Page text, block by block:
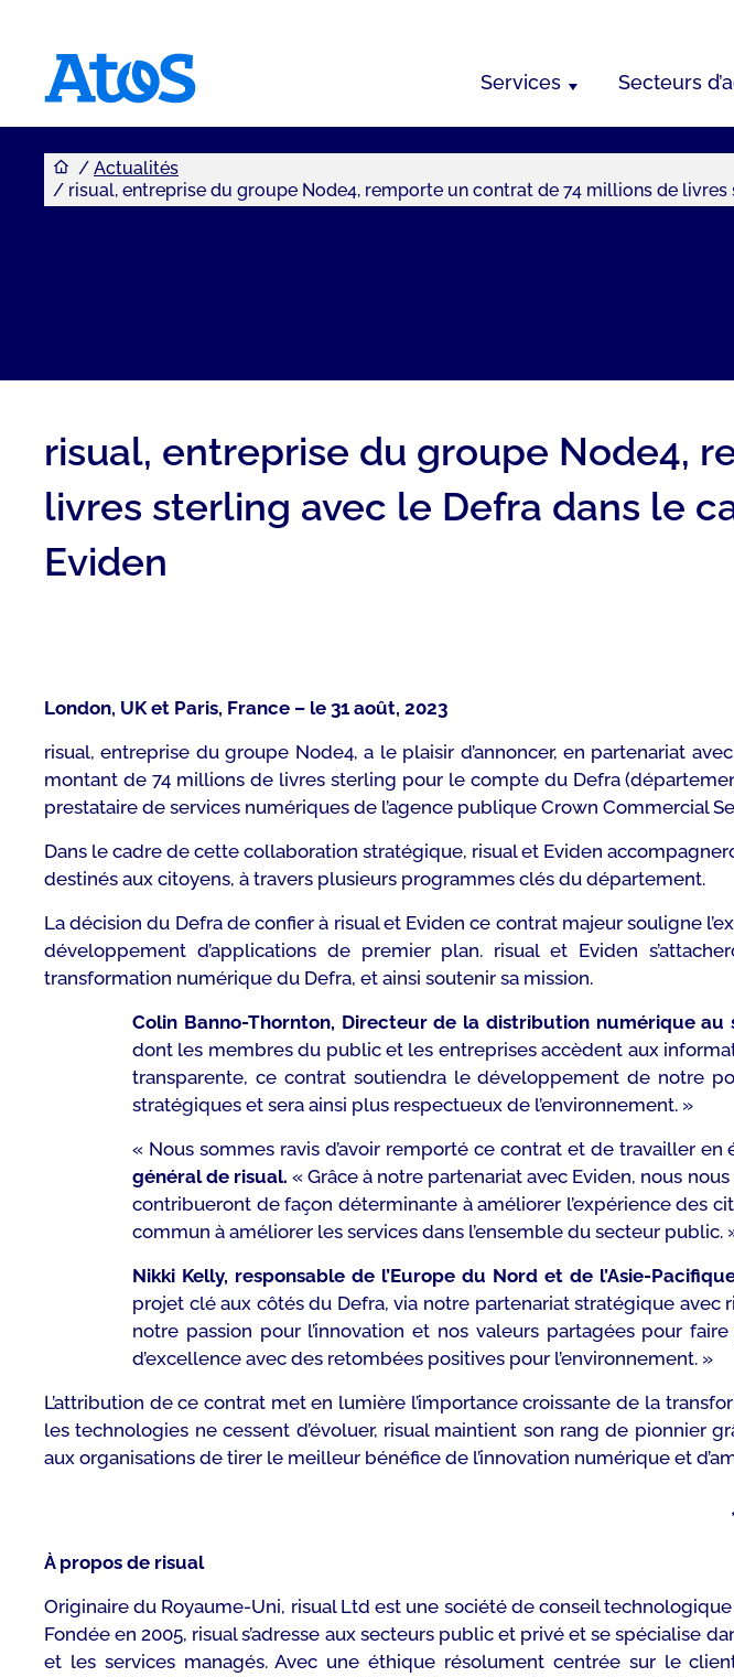
Services Secteurs
Vous êtes ici
Actualités
risual, entreprise du groupe Node4, remporte un contrat de 74 millions de
risual, entreprise du groupe Node4,
livres sterling avec le Defra dans le
Eviden
London, UK et Paris, France – le 31 août, 2023
risual, entreprise du groupe Node4, a le plaisir d’annoncer, en partenariat
montant de 74 millions de livres sterling pour le compte du Defra
prestataire de services numériques de l’agence publique Crown Commercial
Dans le cadre de cette collaboration stratégique, risual et Eviden
destinés aux citoyens, à travers plusieurs programmes clés du département.
La décision du Defra de confier à risual et Eviden ce contrat majeur souligne
développement d’applications de premier plan. risual et Eviden
transformation numérique du Defra, et ainsi soutenir sa mission.
Colin Banno-Thornton, Directeur de la distribution numérique
dont les membres du public et les entreprises accèdent aux
transparente, ce contrat soutiendra le développement de notre
stratégiques et sera ainsi plus respectueux de l’environnement. »
« Nous sommes ravis d’avoir remporté ce contrat et de travailler
général de risual. « Grâce à notre partenariat avec Eviden, nous
contribueront de façon déterminante à améliorer l’expérience des
commun à améliorer les services dans l’ensemble du secteur public.
Nikki Kelly, responsable de l’Europe du Nord et de l’Asie-
projet clé aux côtés du Defra, via notre partenariat stratégique
notre passion pour l’innovation et nos valeurs partagées pour
d’excellence avec des retombées positives pour l’environnement. »
L’attribution de ce contrat met en lumière l’importance croissante de la
les technologies ne cessent d’évoluer, risual maintient son rang de pionnier
aux organisations de tirer le meilleur bénéfice de l’innovation numérique et
À propos de risual
Originaire du Royaume-Uni, risual Ltd est une société de conseil
Fondée en 2005, risual s’adresse aux secteurs public et privé et se spécialise
et les services managés. Avec une éthique résolument centrée sur le